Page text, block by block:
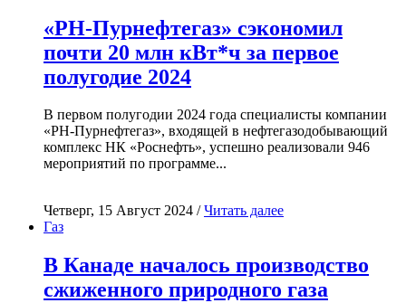
«РН-Пурнефтегаз» сэкономил
почти 20 млн кВт*ч за первое
полугодие 2024
В первом полугодии 2024 года специалисты компании
«РН-Пурнефтегаз», входящей в нефтегазодобывающий
комплекс НК «Роснефть», успешно реализовали 946
мероприятий по программе...
Четверг, 15 Август 2024 /Читать далее
Газ
В Канаде началось производство
сжиженного природного газа